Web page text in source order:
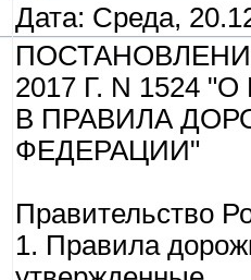
Дата: Среда,
2017 Г. N 1524
В ПРАВИЛА
ФЕДЕРАЦИИ"
Правительство
1. Правила